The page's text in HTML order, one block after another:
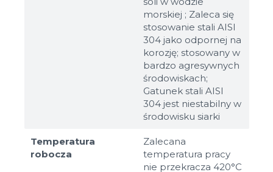
morskiej ; Zaleca się
stosowanie stali AISI
304 jako odpornej na
korozję; stosowany w
bardzo agresywnych
środowiskach;
Gatunek stali AISI
304 jest niestabilny w
środowisku siarki
Temperatura
robocza
Zalecana
temperatura pracy
nie przekracza 420°C